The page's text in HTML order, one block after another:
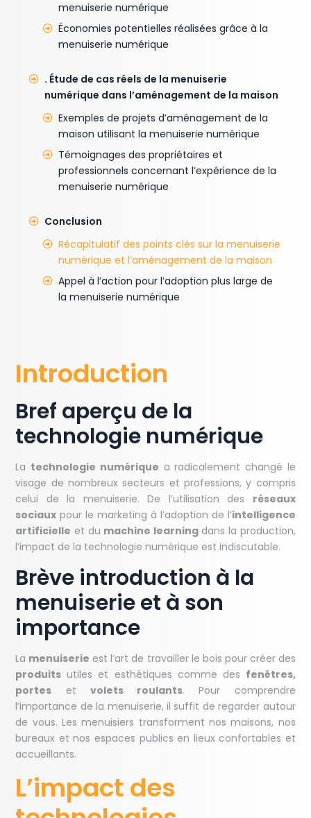
menuiserie numérique
Économies potentielles réalisées grâce à la
menuiserie numérique
. Étude de cas réels de la menuiserie
numérique dans l’aménagement de la maison
Exemples de projets d’aménagement de la
maison utilisant la menuiserie numérique
Témoignages des propriétaires et
professionnels concernant l’expérience de la
menuiserie numérique
Conclusion
Récapitulatif des points clés sur la menuiserie
numérique et l’aménagement de la maison
Appel à l’action pour l’adoption plus large de
la menuiserie numérique
Introduction
Bref aperçu de la
technologie numérique
La technologie numérique a radicalement changé le
visage de nombreux secteurs et professions, y compris
celui de la menuiserie. De l’utilisation des réseaux
sociaux pour le marketing à l’adoption de l’intelligence
artificielle et du machine learningdans la production,
l’impact de la technologie numérique est indiscutable.
Brève introduction à la
menuiserie et à son
importance
La menuiserie est l’art de travailler le bois pour créer des
produits utiles et esthétiques comme des fenêtres,
portes et volets roulants. Pour comprendre
l’importance de la menuiserie, il suffit de regarder autour
de vous. Les menuisiers transforment nos maisons, nos
bureaux et nos espaces publics en lieux confortables et
accueillants.
L’impact des